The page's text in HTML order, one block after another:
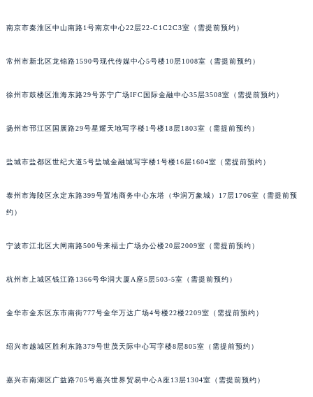
南京市秦淮区中山南路1号南京中心22层22-C1C2C3室（需提前预约）
常州市新北区龙锦路1590号现代传媒中心5号楼10层1008室（需提前预约）
徐州市鼓楼区淮海东路29号苏宁广场IFC国际金融中心35层3508室（需提前预约）
扬州市邗江区国展路29号星耀天地写字楼1号楼18层1803室（需提前预约）
盐城市盐都区世纪大道5号盐城金融城写字楼1号楼16层1604室（需提前预约）
泰州市海陵区永定东路399号置地商务中心东塔（华润万象城）17层1706室（需提前预
约）
宁波市江北区大闸南路500号来福士广场办公楼20层2009室（需提前预约）
杭州市上城区钱江路1366号华润大厦A座5层503-5室（需提前预约）
金华市金东区东市南街777号金华万达广场4号楼22楼2209室（需提前预约）
绍兴市越城区胜利东路379号世茂天际中心写字楼8层805室（需提前预约）
嘉兴市南湖区广益路705号嘉兴世界贸易中心A座13层1304室（需提前预约）